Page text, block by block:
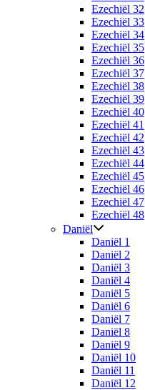
Ezechiël 32
Ezechiël 33
Ezechiël 34
Ezechiël 35
Ezechiël 36
Ezechiël 37
Ezechiël 38
Ezechiël 39
Ezechiël 40
Ezechiël 41
Ezechiël 42
Ezechiël 43
Ezechiël 44
Ezechiël 45
Ezechiël 46
Ezechiël 47
Ezechiël 48
Daniël
Daniël 1
Daniël 2
Daniël 3
Daniël 4
Daniël 5
Daniël 6
Daniël 7
Daniël 8
Daniël 9
Daniël 10
Daniël 11
Daniël 12